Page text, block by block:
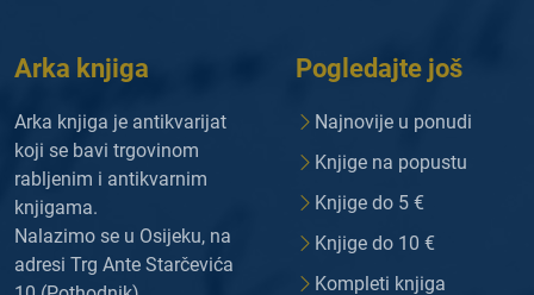
Arka knjiga
Arka knjiga je antikvarijat
koji se bavi trgovinom
rabljenim i antikvarnim
knjigama.
Nalazimo se u Osijeku, na
adresi Trg Ante Starčevića
Pogledajte još
Najnovije u ponudi
Knjige na popustu
Knjige do 5 €
Knjige do 10 €
Kompleti knjiga